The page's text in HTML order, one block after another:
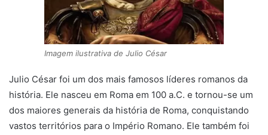
Imagem ilustrativa de Julio César
Julio César foi um dos mais famosos líderes romanos da
história. Ele nasceu em Roma em 100 a.C. e tornou-se um
dos maiores generais da história de Roma, conquistando
vastos territórios para o Império Romano. Ele também foi